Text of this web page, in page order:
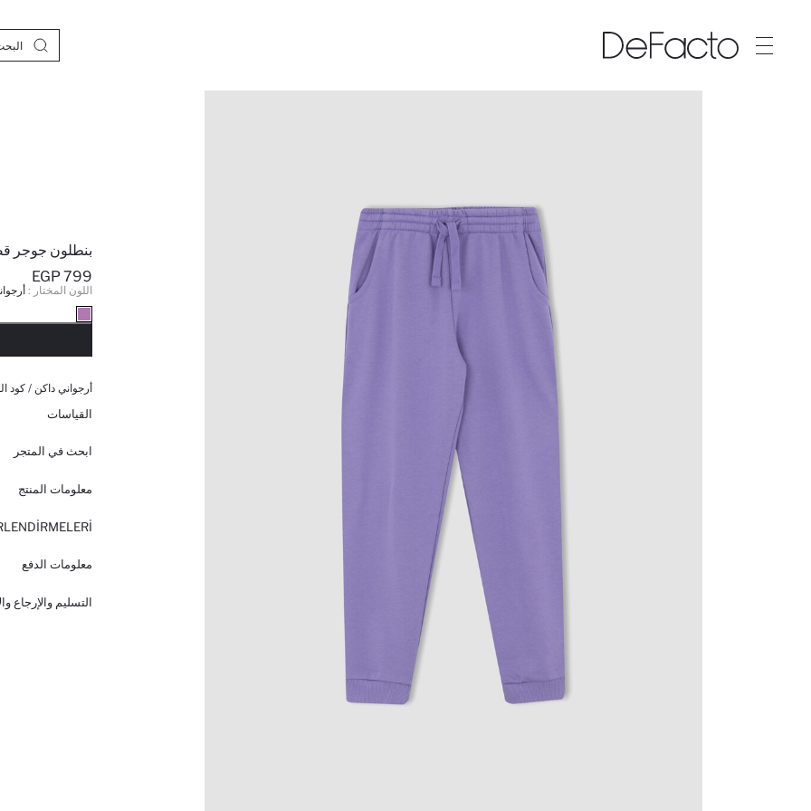
بنطلون جوجر
799 EGP
اللون المختار :
أرجواني داكن / كود
القياسات
ابحث في المتجر
معلومات المنتج
معلومات الدفع
التسليم والإرجاع